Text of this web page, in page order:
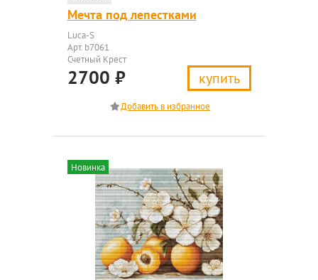
Мечта под лепестками
Luca-S
Арт. b7061
Счетный Крест
2700 ₽ купить
Новинка